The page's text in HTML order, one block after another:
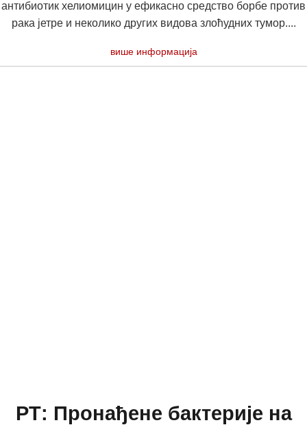
антибиотик хелиомицин у ефикасно средство борбе против
рака јетре и неколико других видова злоћудних тумор....
више информација
РТ: Пронађене бактерије на